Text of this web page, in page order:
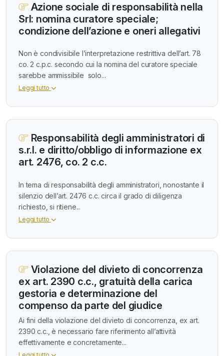
Azione sociale di responsabilità nella
Srl: nomina curatore speciale;
condizione dell’azione e oneri allegativi
Non è condivisibile l’interpretazione restrittiva dell’art. 78
co. 2 c.p.c. secondo cui la nomina del curatore speciale
sarebbe ammissibile solo...
Leggi tutto
Responsabilità degli amministratori di
s.r.l. e diritto/obbligo di informazione ex
art. 2476, co. 2 c.c.
In tema di responsabilità degli amministratori, nonostante il
silenzio dell’art. 2476 c.c. circa il grado di diligenza
richiesto, si ritiene...
Leggi tutto
Violazione del divieto di concorrenza
ex art. 2390 c.c., gratuità della carica
gestoria e determinazione del
compenso da parte del giudice
Ai fini della violazione del divieto di concorrenza, ex art.
2390 c.c., è necessario fare riferimento all’attività
effettivamente e concretamente...